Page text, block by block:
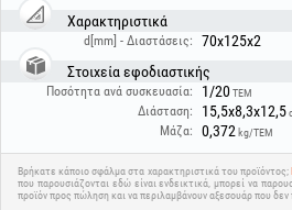
Χαρακτηριστικά
d[mm] - Διαστάσεις:
70x125x2
Στοιχεία εφοδιαστικής
Ποσότητα ανά συσκευασία: 1/20ΤΕΜ
Διάσταση: 15,5x8,3x12,5
Μάζα: 0,372 kg/ΤΕΜ
Βρήκατε κάποιο σφάλμα στα χαρακτηριστικά του προϊόντος;
που παρουσιάζονται εδώ είναι ενδεικτικά, μπορεί να
προϊόν προς πώληση και να περιλαμβάνουν αξεσουάρ που δεν